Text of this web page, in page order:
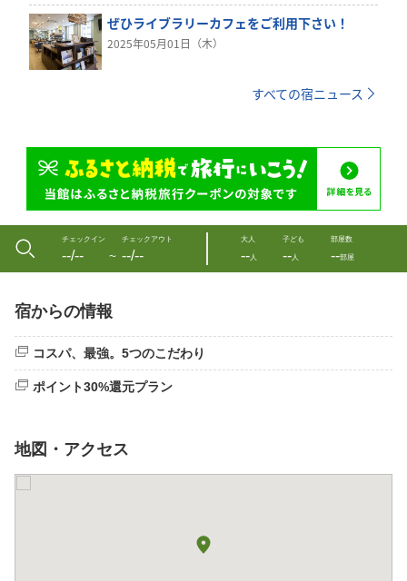
ぜひライブラリーカフェをご利用下さい！
2025年05月01日（木）
すべての宿ニュース
チェックイン
--/-- 〜
チェックアウト
--/--
大人
--人
子ども
--人
部屋数
--部屋
宿からの情報
コスパ、最強。5つのこだわり
ポイント30%還元プラン
地図・アクセス